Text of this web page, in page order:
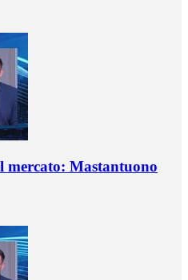
mercato: Mastantuono